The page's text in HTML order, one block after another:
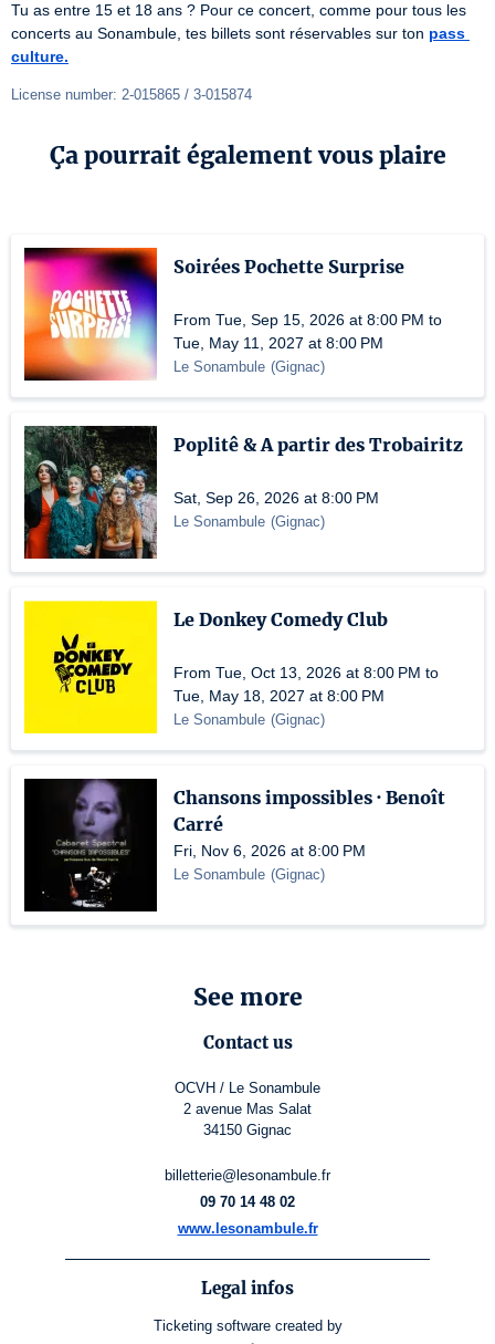
Tu as entre 15 et 18 ans ? Pour ce concert, comme pour tous les
concerts au Sonambule, tes billets sont réservables sur ton pass
culture.
License number: 2-015865 / 3-015874
Ça pourrait également vous plaire
Soirées Pochette Surprise
From Tue, Sep 15, 2026 at 8:00 PM to
Tue, May 11, 2027 at 8:00 PM
Le Sonambule (Gignac)
Poplitê & A partir des Trobairitz
Sat, Sep 26, 2026 at 8:00 PM
Le Sonambule (Gignac)
Le Donkey Comedy Club
From Tue, Oct 13, 2026 at 8:00 PM to
Tue, May 18, 2027 at 8:00 PM
Le Sonambule (Gignac)
Chansons impossibles · Benoît
Carré
Fri, Nov 6, 2026 at 8:00 PM
Le Sonambule (Gignac)
See more
Contact us
OCVH / Le Sonambule
2 avenue Mas Salat
34150 Gignac
billetterie@lesonambule.fr
09 70 14 48 02
www.lesonambule.fr
Legal infos
Ticketing software created by